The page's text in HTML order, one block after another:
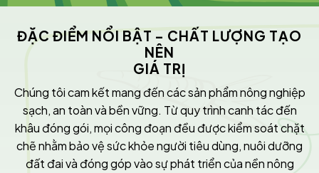
ĐẶC ĐIỂM NỔI BẬT – CHẤT LƯỢNG TẠO
NÊN
GIÁ TRỊ
Chúng tôi cam kết mang đến các sản phẩm nông nghiệp
sạch, an toàn và bền vững. Từ quy trình canh tác đến
khâu đóng gói, mọi công đoạn đều được kiểm soát chặt
chẽ nhằm bảo vệ sức khỏe người tiêu dùng, nuôi dưỡng
đất đai và đóng góp vào sự phát triển của nền nông